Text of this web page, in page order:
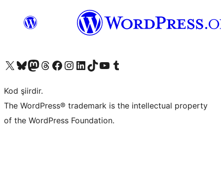
X (eski Twitter) hesabımıza bakın
Bluesky hesabımızı ziyaret edinMastodon hesabımızı ziyaret edinThreads hesabımızı ziyaret edinFacebook sayfamızı ziyaret edinInstagram hesabımızı ziyaret edinLinkedIn hesabımızı ziyaret edinTikTok hesabımızı ziyaret edinYouTube kanalımızı ziyaret edinTumblr hesabımızı ziyaret edin
Kod şiirdir.
The WordPress® trademark is the intellectual property
of the WordPress Foundation.